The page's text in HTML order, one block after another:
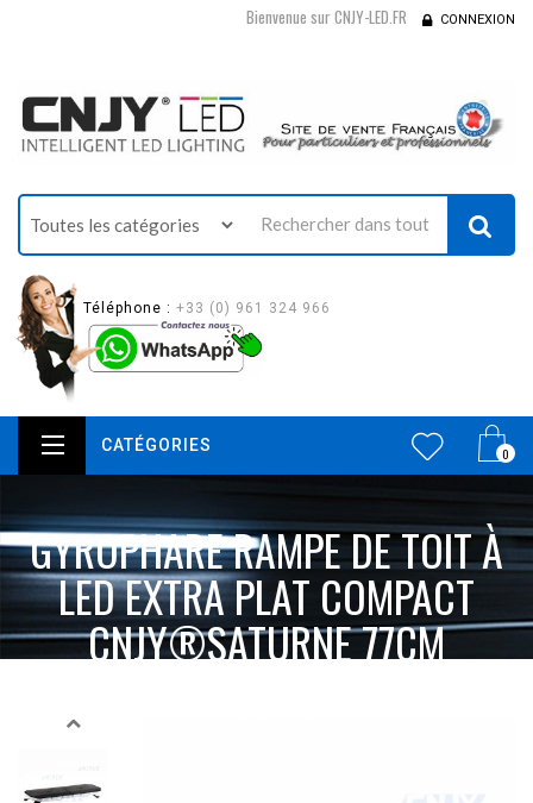
Bienvenue sur CNJY-LED.FR CONNEXION
Téléphone : +33 (0) 961 324 966
0
CATÉGORIES
GYROPHARE RAMPE DE TOIT À
LED EXTRA PLAT COMPACT
CNJY®SATURNE 77CM